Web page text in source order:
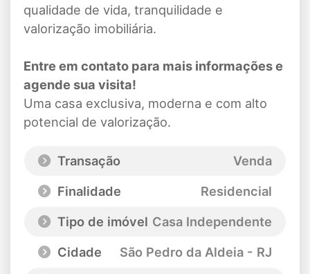
qualidade de vida, tranquilidade e
valorização imobiliária.
Entre em contato para mais informações e
agende sua visita!
Uma casa exclusiva, moderna e com alto
potencial de valorização.
Transação
Venda
Finalidade
Residencial
Tipo de imóvel Casa Independente
Cidade
São Pedro da Aldeia - RJ